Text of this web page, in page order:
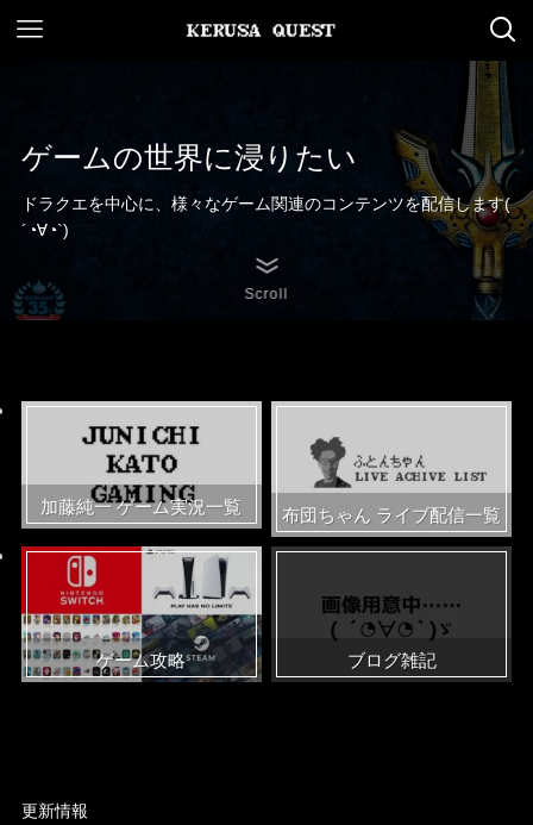
ゲームの世界に浸りたい
ドラクエを中心に、様々なゲーム関連のコンテンツを配信します(
´◔∀◔`)ゞ
Scroll
加藤純一 ゲーム実況一覧 布団ちゃん ライブ配信一覧
ゲーム攻略 ブログ雑記
更新情報